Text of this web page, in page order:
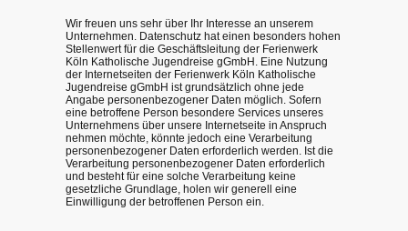
Wir freuen uns sehr über Ihr Interesse an unserem
Unternehmen. Datenschutz hat einen besonders hohen
Stellenwert für die Geschäftsleitung der Ferienwerk
Köln Katholische Jugendreise gGmbH. Eine Nutzung
der Internetseiten der Ferienwerk Köln Katholische
Jugendreise gGmbH ist grundsätzlich ohne jede
Angabe personenbezogener Daten möglich. Sofern
eine betroffene Person besondere Services unseres
Unternehmens über unsere Internetseite in Anspruch
nehmen möchte, könnte jedoch eine Verarbeitung
personenbezogener Daten erforderlich werden. Ist die
Verarbeitung personenbezogener Daten erforderlich
und besteht für eine solche Verarbeitung keine
gesetzliche Grundlage, holen wir generell eine
Einwilligung der betroffenen Person ein.